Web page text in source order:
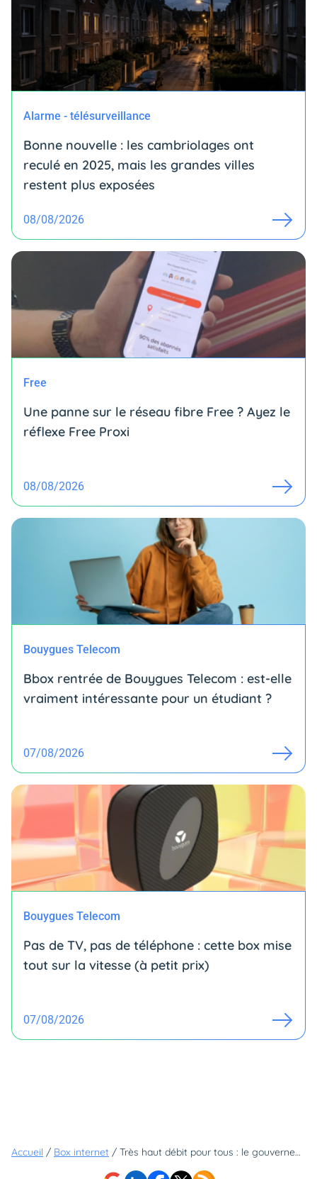
Alarme - télésurveillance
Bonne nouvelle : les cambriolages ont
reculé en 2025, mais les grandes villes
restent plus exposées
08/08/2026
Free
Une panne sur le réseau fibre Free ? Ayez le
réflexe Free Proxi
08/08/2026
Bouygues Telecom
Bbox rentrée de Bouygues Telecom : est-elle
vraiment intéressante pour un étudiant ?
07/08/2026
Bouygues Telecom
Pas de TV, pas de téléphone : cette box mise
tout sur la vitesse (à petit prix)
07/08/2026
Accueil / Box internet / Très haut débit pour tous : le gouvernement défend son action